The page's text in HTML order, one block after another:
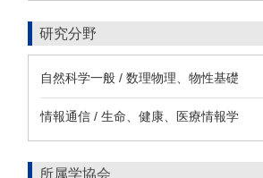
研究分野
自然科学一般 / 数理物理、物性基礎
情報通信 / 生命、健康、医療情報学
所属学協会